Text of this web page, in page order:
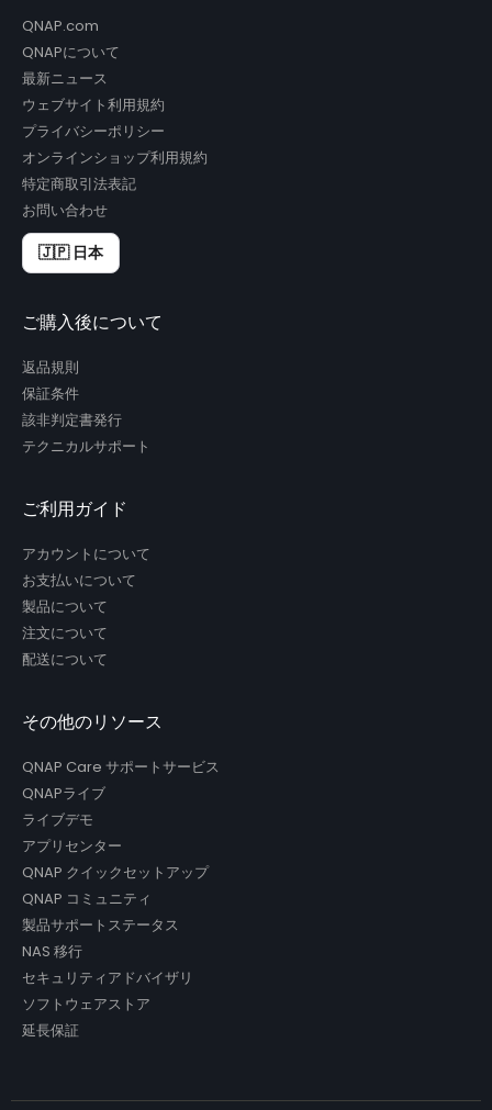
QNAP.com
QNAPについて
最新ニュース
ウェブサイト利用規約
プライバシーポリシー
オンラインショップ利用規約
特定商取引法表記
お問い合わせ
🇯🇵 日本
ご購入後について
返品規則
保証条件
該非判定書発行
テクニカルサポート
ご利用ガイド
アカウントについて
お支払いについて
製品について
注文について
配送について
その他のリソース
QNAP Care サポートサービス
QNAPライブ
ライブデモ
アプリセンター
QNAP クイックセットアップ
QNAP コミュニティ
製品サポートステータス
NAS 移行
セキュリティアドバイザリ
ソフトウェアストア
延長保証